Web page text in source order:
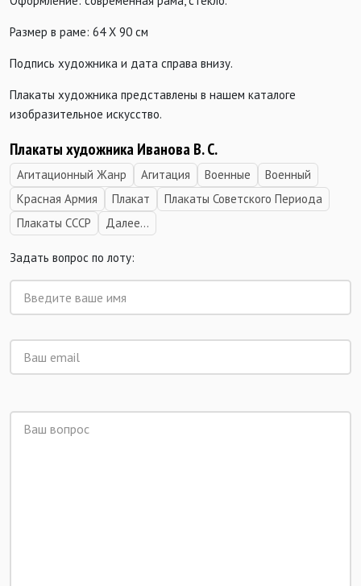
Размер в раме: 64 Х 90 см
Подпись художника и дата справа внизу.
Плакаты художника представлены в нашем каталоге
изобразительное искусство.
Плакаты художника Иванова В. С.
Агитационный Жанр Агитация Военные
Военный
Красная Армия
Плакат
Плакаты Советского Периода
Плакаты СССР
Далее...
Задать вопрос по лоту: